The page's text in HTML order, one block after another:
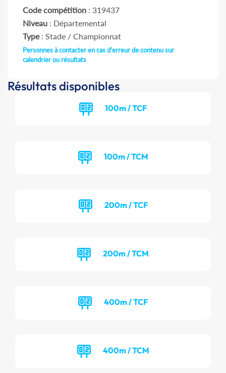
Code compétition : 319437
Niveau : Départemental
Type: Stade / Championnat
Personnes à contacter en cas d'erreur de contenu sur
calendrier ou résultats
Résultats disponibles
100m / TCF
100m / TCM
200m / TCF
200m / TCM
400m / TCF
400m / TCM